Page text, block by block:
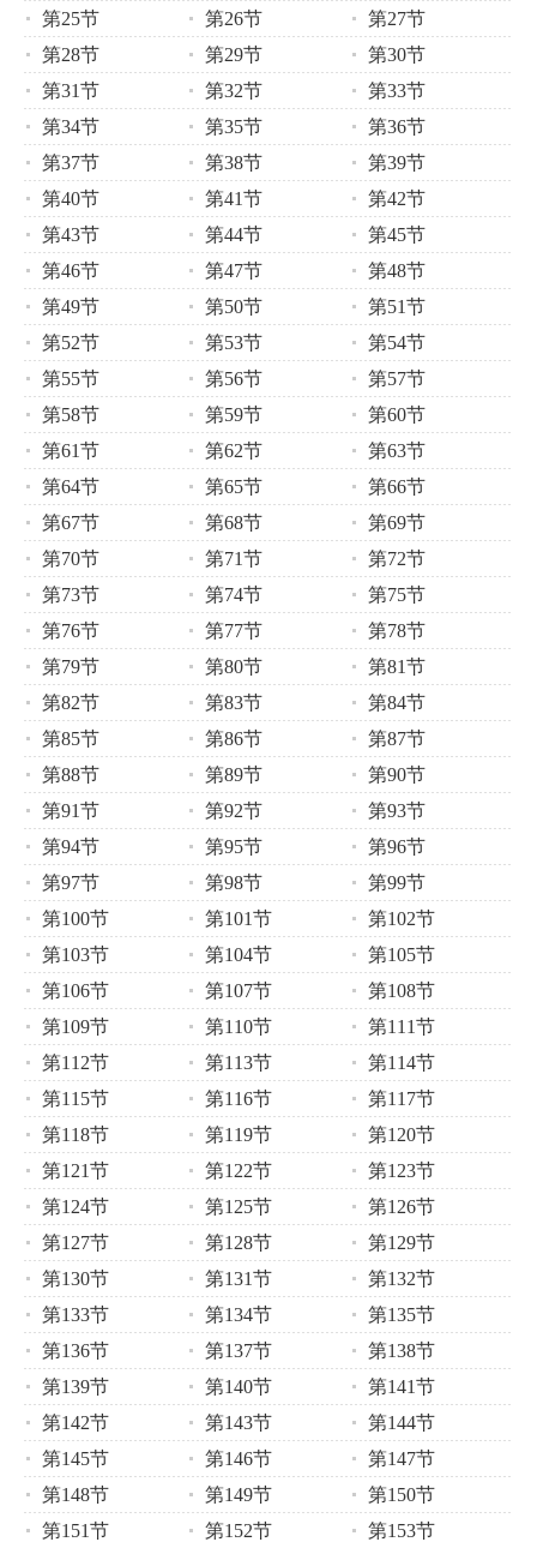
第25节
第26节
第27节
第28节
第29节
第30节
第31节
第32节
第33节
第34节
第35节
第36节
第37节
第38节
第39节
第40节
第41节
第42节
第43节
第44节
第45节
第46节
第47节
第48节
第49节
第50节
第51节
第52节
第53节
第54节
第55节
第56节
第57节
第58节
第59节
第60节
第61节
第62节
第63节
第64节
第65节
第66节
第67节
第68节
第69节
第70节
第71节
第72节
第73节
第74节
第75节
第76节
第77节
第78节
第79节
第80节
第81节
第82节
第83节
第84节
第85节
第86节
第87节
第88节
第89节
第90节
第91节
第92节
第93节
第94节
第95节
第96节
第97节
第98节
第99节
第100节
第101节
第102节
第103节
第104节
第105节
第106节
第107节
第108节
第109节
第110节
第111节
第112节
第113节
第114节
第115节
第116节
第117节
第118节
第119节
第120节
第121节
第122节
第123节
第124节
第125节
第126节
第127节
第128节
第129节
第130节
第131节
第132节
第133节
第134节
第135节
第136节
第137节
第138节
第139节
第140节
第141节
第142节
第143节
第144节
第145节
第146节
第147节
第148节
第149节
第150节
第151节
第152节
第153节